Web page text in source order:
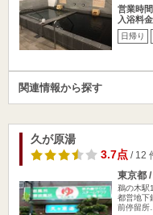
営業時
入浴料
日帰り
関連情報から探す
久が原湯
3.7点/ 12
東京都
鵜の木駅
都営地下
前停留所…